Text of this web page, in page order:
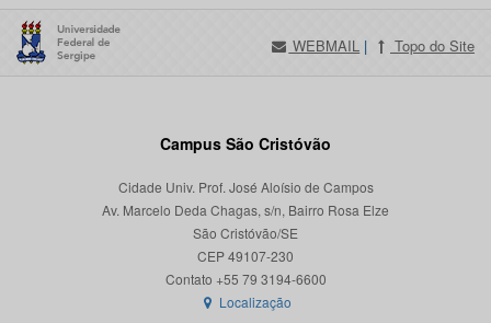
WEBMAIL | Topo do Site
Campus São Cristóvão
Cidade Univ. Prof. José Aloísio de Campos
Av. Marcelo Deda Chagas, s/n, Bairro Rosa Elze
São Cristóvão/SE
CEP 49107-230
Localização